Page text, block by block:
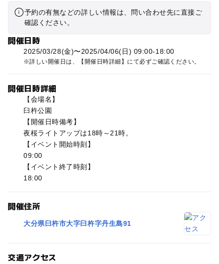
予約の有無などの詳しい情報は、問い合わせ先に直接ご
確認ください。
開催日時
2025/03/28(金)〜2025/04/06(日) 09:00-18:00
詳しい開催日は、【開催日時詳細】にて必ずご確認ください。
開催日時詳細
【会場名】
臼杵公園
【開催日時備考】
夜桜ライトアップは18時～21時。
【イベント開始時刻】
09:00
【イベント終了時刻】
18:00
開催住所
大分県臼杵市大字臼杵字丹生島91
交通アクセス